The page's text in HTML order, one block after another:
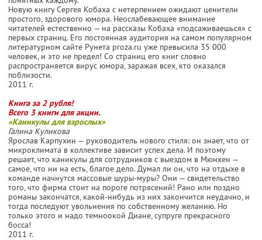
Новую книгу Сергея Кобаха с нетерпением ожидают ценители
простого, здорового юмора. Неослабевающее внимание
читателей естественно — на рассказы Кобаха «подсаживаешься» с
первых страниц. Его постоянная аудитория на самом популярном
литературном сайте Рунета proza.ru уже превысила 35 000
человек, и это не предел! Со страниц его книг словно
распространяется вирус юмора, заражая всех, кто оказался
поблизости.
2011 г.
Книга за 2 рубля!
Всего 3 книги для акции.
«Каникулы для взрослых»
Галина Куликова
Ярослав Карпухин — руководитель нового стиля: он знает, что от
микроклимата в коллективе зависит успех дела. И поэтому
решает, что каникулы для сотрудников с выездом в Мюнхен —
самое, что ни на есть, благое дело. Думал ли он, что на отдыхе в
команде начнутся массовые шуры-муры? Они — свидетельство
того, что фирма стоит на пороге потрясений! Рано или поздно
романы закончатся, какой-нибудь из них закончится неудачно, и
тогда последуют увольнения по собственному желанию. Но
только этого и надо темноокой Диане, супруге прекрасного
босса!
2011 г.